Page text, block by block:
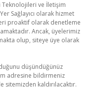
Teknolojileri ve İletişim
Sağlayıcı olarak hizmet
proaktif olarak denetleme
Ancak, üyelerimiz
olup, siteye üye olarak
düşündüğünüz
adresine bildirmeniz
kaldırılacaktır.